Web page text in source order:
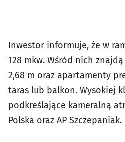
Inwestor informuje, że w
128 mkw. Wśród nich
2,68 m oraz apartamenty
taras lub balkon. Wysokiej
podkreślające kameralną
Polska oraz AP